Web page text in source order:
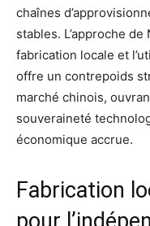
chaînes
stables. L’approche
fabrication locale et
offre un contrepoids
marché chinois,
souveraineté
économique accrue.
Fabrication